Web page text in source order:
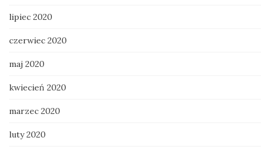
lipiec 2020
czerwiec 2020
maj 2020
kwiecień 2020
marzec 2020
luty 2020